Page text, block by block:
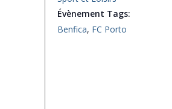
Évènement Tags:
Benfica, FC Porto